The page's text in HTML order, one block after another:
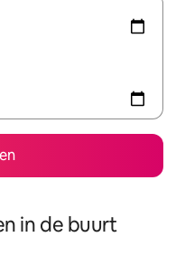
in de buurt